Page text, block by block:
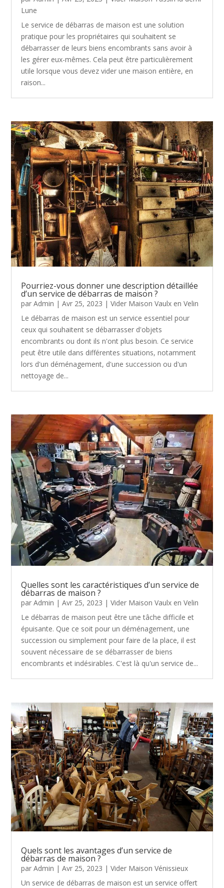
Lune
Le service de débarras de maison est une solution
pratique pour les propriétaires qui souhaitent se
débarrasser de leurs biens encombrants sans avoir à
les gérer eux-mêmes. Cela peut être particulièrement
utile lorsque vous devez vider une maison entière, en
raison...
Pourriez-vous donner une description détaillée
d’un service de débarras de maison ?
parAdmin |Avr 25, 2023 |Vider Maison Vaulx en Velin
Le débarras de maison est un service essentiel pour
ceux qui souhaitent se débarrasser d'objets
encombrants ou dont ils n'ont plus besoin. Ce service
peut être utile dans différentes situations, notamment
lors d'un déménagement, d'une succession ou d'un
nettoyage de...
Quelles sont les caractéristiques d’un service de
débarras de maison ?
parAdmin |Avr 25, 2023 |Vider Maison Vaulx en Velin
Le débarras de maison peut être une tâche difficile et
épuisante. Que ce soit pour un déménagement, une
succession ou simplement pour faire de la place, il est
souvent nécessaire de se débarrasser de biens
encombrants et indésirables. C'est là qu'un service de...
Quels sont les avantages d’un service de
débarras de maison ?
parAdmin |Avr 25, 2023 |Vider Maison Vénissieux
Un service de débarras de maison est un service offert